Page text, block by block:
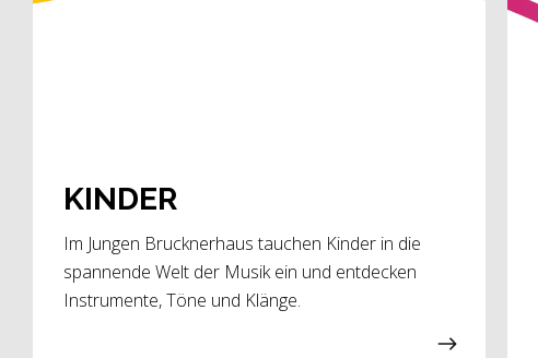
KINDER
Im Jungen Brucknerhaus tauchen Kinder in die
spannende Welt der Musik ein und entdecken
Instrumente, Töne und Klänge.